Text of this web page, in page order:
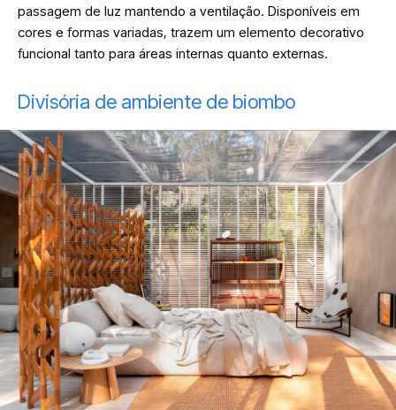
passagem de luz mantendo a ventilação. Disponíveis em
cores e formas variadas, trazem um elemento decorativo
funcional tanto para áreas internas quanto externas.
Divisória de ambiente de biombo